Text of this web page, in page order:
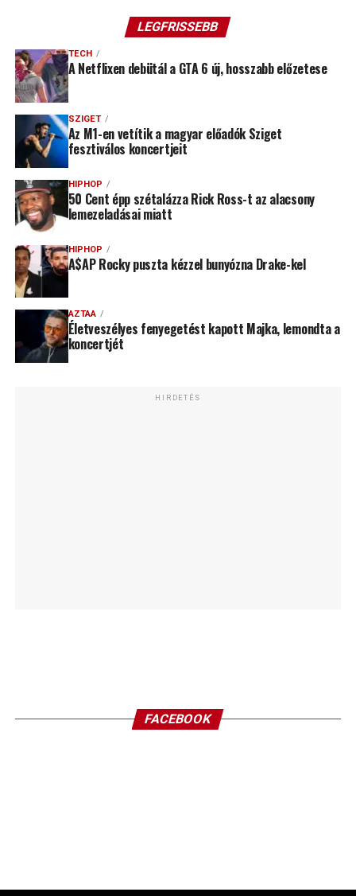
LEGFRISSEBB
TECH
A Netflixen debütál a GTA 6 új, hosszabb előzetese
SZIGET
Az M1-en vetítik a magyar előadók Sziget
fesztiválos koncertjeit
HIPHOP
50 Cent épp szétalázza Rick Ross-t az alacsony
lemezeladásai miatt
HIPHOP
A$AP Rocky puszta kézzel bunyózna Drake-kel
AZTAA
Életveszélyes fenyegetést kapott Majka, lemondta a
koncertjét
HIRDETÉS
FACEBOOK